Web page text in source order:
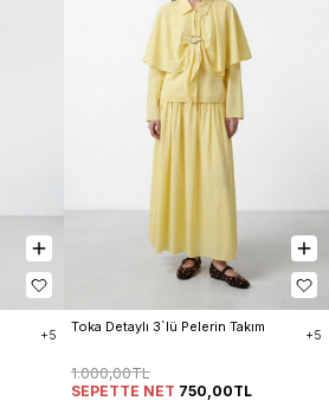
+5
Toka Detaylı 3`lü Pelerin Takım
+5
1.000,00TL
SEPETTE NET 750,00TL